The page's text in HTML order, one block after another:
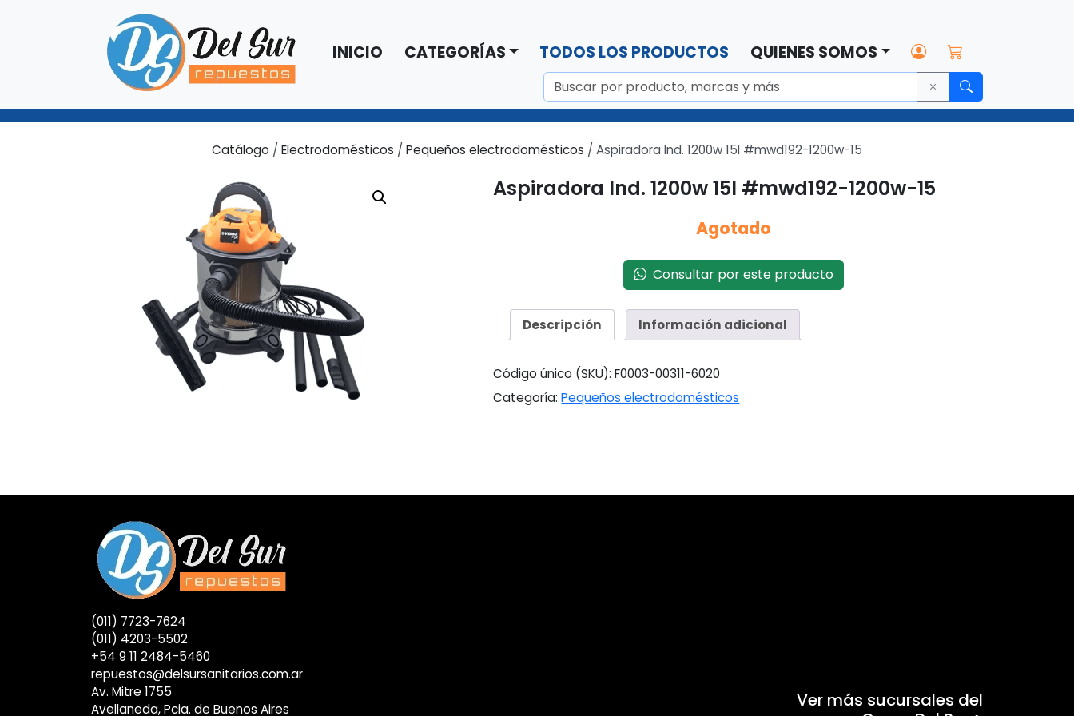
INICIO CATEGORÍAS TODOS LOS PRODUCTOS QUIENES SOMOS
Catálogo / Electrodomésticos / Pequeños electrodomésticos / Aspiradora Ind. 1200w 15l #mwd192-1200w-15
Aspiradora Ind. 1200w 15l #mwd192-1200w-15
Agotado
Consultar por este producto
Descripción Información adicional
Código único (SKU):F0003-00311-6020
Categoría:Pequeños electrodomésticos
(011) 7723-7624
(011) 4203-5502
+54 9 11 2484-5460
repuestos@delsursanitarios.com.ar
Av. Mitre 1755
Avellaneda, Pcia. de Buenos Aires
Ver más sucursales del